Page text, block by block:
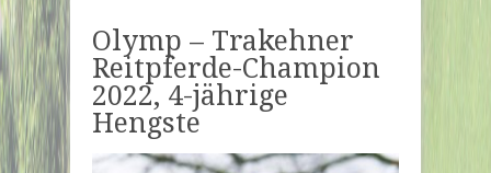
Olymp – Trakehner
Reitpferde-Champion
2022, 4-jährige
Hengste